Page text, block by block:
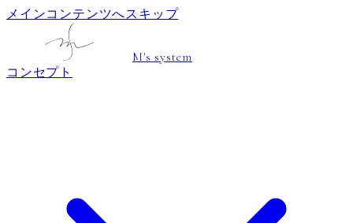
メインコンテンツへスキップ
M's system
コンセプト